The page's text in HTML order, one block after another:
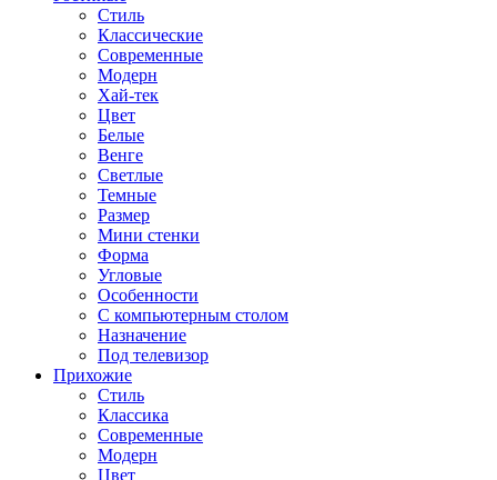
Стиль
Классические
Современные
Модерн
Хай-тек
Цвет
Белые
Венге
Светлые
Темные
Размер
Мини стенки
Форма
Угловые
Особенности
С компьютерным столом
Назначение
Под телевизор
Прихожие
Стиль
Классика
Современные
Модерн
Цвет